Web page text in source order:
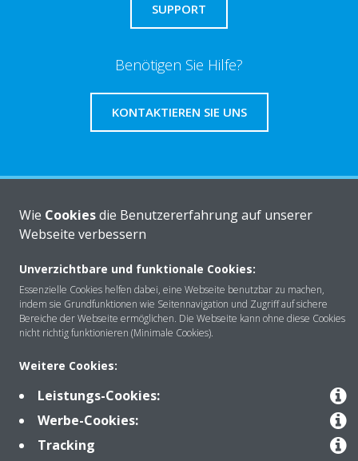
SUPPORT
Benötigen Sie Hilfe?
KONTAKTIEREN SIE UNS
Über DAIKIN
Anwendungsbereiche
Kontakt
Produkte
Wie Cookiesdie Benutzererfahrung auf unserer
Webseite verbessern
Unverzichtbare und funktionale Cookies:
Essenzielle Cookies helfen dabei, eine Webseite benutzbar zu machen,
indem sie Grundfunktionen wie Seitennavigation und Zugriff auf sichere
Bereiche der Webseite ermöglichen. Die Webseite kann ohne diese Cookies
nicht richtig funktionieren (Minimale Cookies).
Weitere Cookies:
Leistungs-Cookies:
Werbe-Cookies:
Tracking